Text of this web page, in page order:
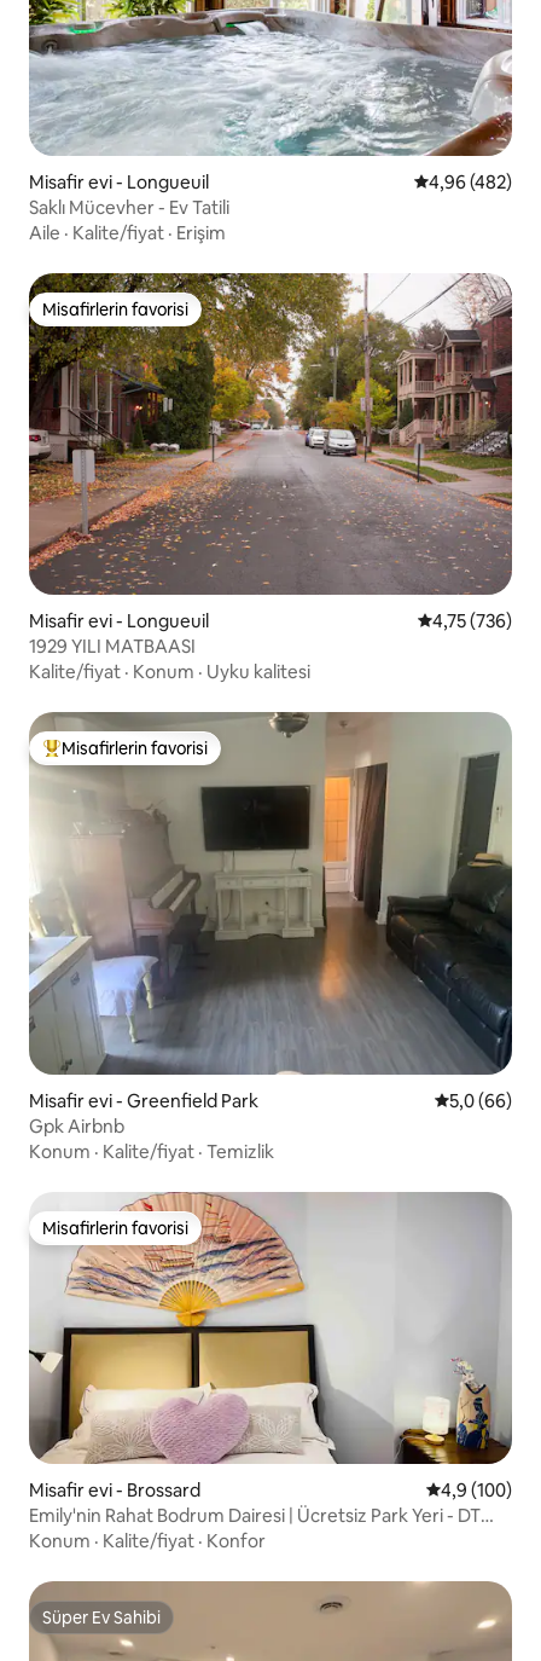
Misafir evi - Longueuil 5 üzerinden
4,96 (482)
Saklı Mücevher - Ev Tatili
Aile · Kalite/fiyat · Erişim
Misafirlerin favorisi
Misafirlerin favorisi
Misafir evi - Longueuil 5 üzerinden
4,75 (736)
1929 YILI MATBAASI
Kalite/fiyat · Konum · Uyku kalitesi
Misafirlerin favorilerinden en beğenilenler arasında
Misafirlerin favorisi
Misafir evi - Greenfield Park 5 üzerinden
5,0 (66)
Gpk Airbnb
Konum · Kalite/fiyat · Temizlik
Misafirlerin favorisi
Misafirlerin favorisi
Misafir evi - Brossard 5 üzerinden
4,9 (100)
Emily'nin Rahat Bodrum Dairesi | Ücretsiz Park Yeri - DT
Yakınında
Konum · Kalite/fiyat · Konfor
Süper Ev Sahibi
Süper Ev Sahibi